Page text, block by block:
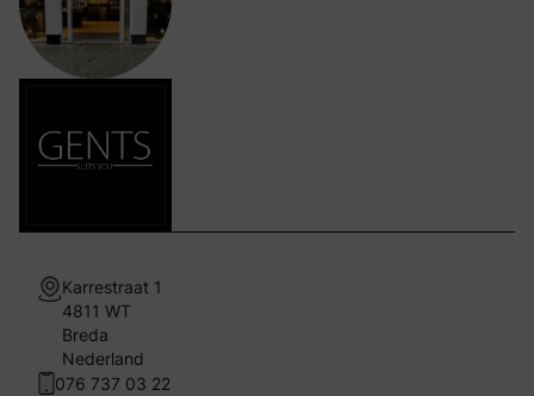
Karrestraat 1
4811 WT
Breda
Nederland
076 737 03 22